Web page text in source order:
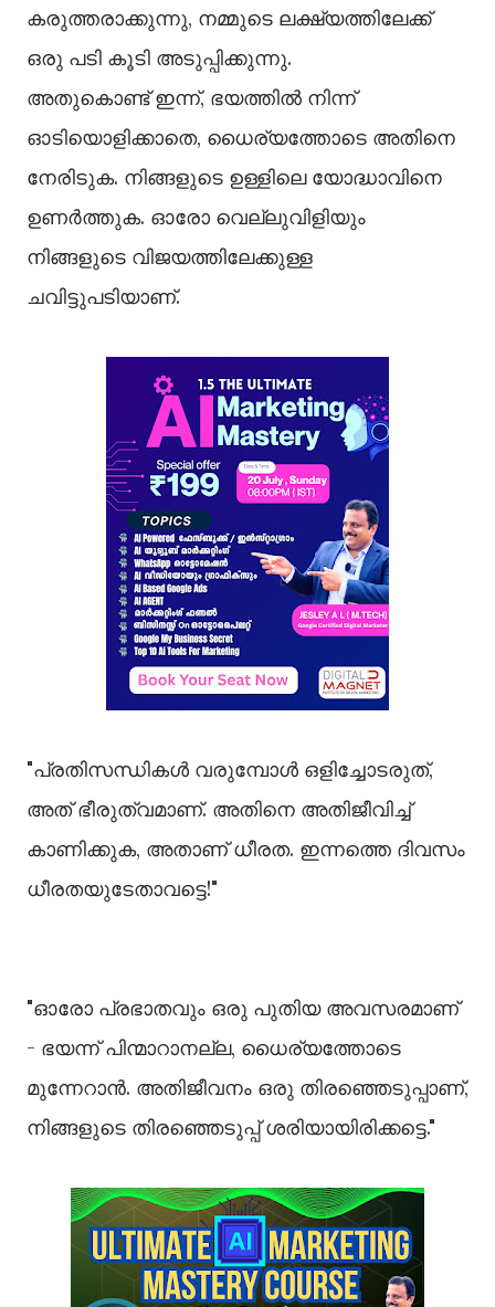
കരുത്തരാക്കുന്നു, നമ്മുടെ ലക്ഷ്യത്തിലേക്ക്
ഒരു പടി കൂടി അടുപ്പിക്കുന്നു.
അതുകൊണ്ട് ഇന്ന്, ഭയത്തിൽ നിന്ന്
ഓടിയൊളിക്കാതെ, ധൈര്യത്തോടെ അതിനെ
നേരിടുക. നിങ്ങളുടെ ഉള്ളിലെ യോദ്ധാവിനെ
ഉണർത്തുക. ഓരോ വെല്ലുവിളിയും
നിങ്ങളുടെ വിജയത്തിലേക്കുള്ള
ചവിട്ടുപടിയാണ്.
"പ്രതിസന്ധികൾ വരുമ്പോൾ ഒളിച്ചോടരുത്,
അത് ഭീരുത്വമാണ്. അതിനെ അതിജീവിച്ച്
കാണിക്കുക, അതാണ് ധീരത. ഇന്നത്തെ ദിവസം
ധീരതയുടേതാവട്ടെ!"
"ഓരോ പ്രഭാതവും ഒരു പുതിയ അവസരമാണ്
- ഭയന്ന് പിന്മാറാനല്ല, ധൈര്യത്തോടെ
മുന്നേറാൻ. അതിജീവനം ഒരു തിരഞ്ഞെടുപ്പാണ്,
നിങ്ങളുടെ തിരഞ്ഞെടുപ്പ് ശരിയായിരിക്കട്ടെ."